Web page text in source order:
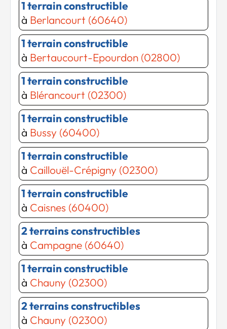
Chargement...
Chargement...
1 terrain constructible
à Berlancourt (60640)
1 terrain constructible
à Bertaucourt-Epourdon (02800)
1 terrain constructible
à Blérancourt (02300)
1 terrain constructible
à Bussy (60400)
1 terrain constructible
à Caillouël-Crépigny (02300)
1 terrain constructible
à Caisnes (60400)
2 terrains constructibles
à Campagne (60640)
1 terrain constructible
à Chauny (02300)
2 terrains constructibles
à Chauny (02300)